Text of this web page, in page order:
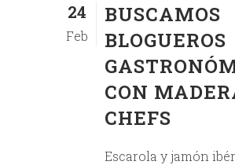
24
Feb
BUSCAMOS
BLOGUEROS
CON
CHEFS
Escarola y jamón